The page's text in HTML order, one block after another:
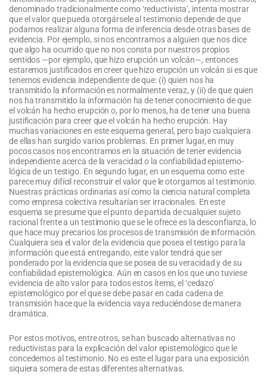
denominado tradicionalmente como ‘reductivista’, intenta mostrar
que el valor que pueda otorgársele al testimonio depende de que
podamos realizar alguna forma de inferencia desde otras bases de
evidencia. Por ejemplo, si nos encontramos a alguien que nos dice
que algo ha ocurrido que no nos consta por nuestros propios
sentidos —por ejemplo, que hizo erupción un volcán—, entonces
estaremos justificados en creer que hizo erupción un volcán si es que
tenemos evidencia independiente de que: (i) quien nos ha
transmitido la información es normalmente veraz, y (ii) de que quien
nos ha transmitido la información ha de tener conocimiento de que
el volcán ha hecho erupción o, por lo menos, ha de tener una buena
justificación para creer que el volcán ha hecho erupción. Hay
muchas variaciones en este esquema general, pero bajo cualquiera
de ellas han surgido varios problemas. En primer lugar, en muy
pocos casos nos encontramos en la situación de tener evidencia
independiente acerca de la veracidad o la confiabilidad epistemo-
lógica de un testigo. En segundo lugar, en un esquema como este
parece muy difícil reconstruir el valor que le otorgamos al testimonio.
Nuestras prácticas ordinarias así como la ciencia natural completa
como empresa colectiva resultarían ser irracionales. En este
esquema se presume que el punto de partida de cualquier sujeto
racional frente a un testimonio que se le ofrece es la desconfianza, lo
que hace muy precarios los procesos de transmisión de información.
Cualquiera sea el valor de la evidencia que posea el testigo para la
información que está entregando, este valor tendrá que ser
ponderado por la evidencia que se posea de su veracidad y de su
confiabilidad epistemológica. Aún en casos en los que uno tuviese
evidencia de alto valor para todos estos ítems, el ‘cedazo’
epistemológico por el que se debe pasar en cada cadena de
transmisión hace que la evidencia vaya reduciéndose de manera
dramática.
Por estos motivos, entre otros, se han buscado alternativas no
reductivistas para la explicación del valor epistemológico que le
concedemos al testimonio. No es este el lugar para una exposición
siquiera somera de estas diferentes alternativas.